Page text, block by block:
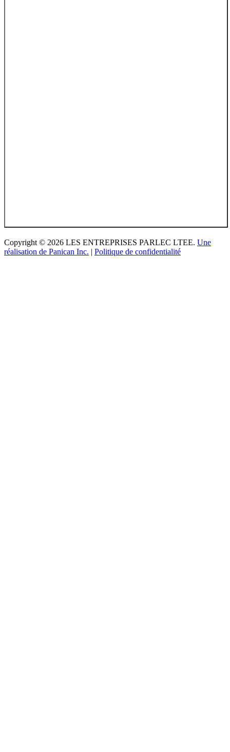
Copyright © 2026 LES ENTREPRISES PARLEC LTEE. Une
réalisation de Panican Inc. | Politique de confidentialité